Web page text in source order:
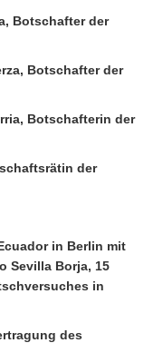
Botschafter der
Botschafter der
Botschafterin der
der
in Berlin mit
Sevilla Borja, 15
in
des